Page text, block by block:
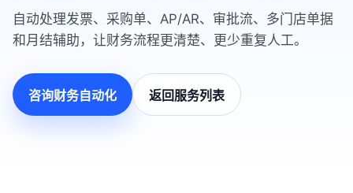
自动处理发票、采购单、AP/AR、审批流、多门店单据
和月结辅助，让财务流程更清楚、更少重复人工。
咨询财务自动化 返回服务列表